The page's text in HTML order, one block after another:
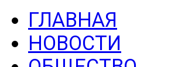
ГЛАВНАЯ
НОВОСТИ